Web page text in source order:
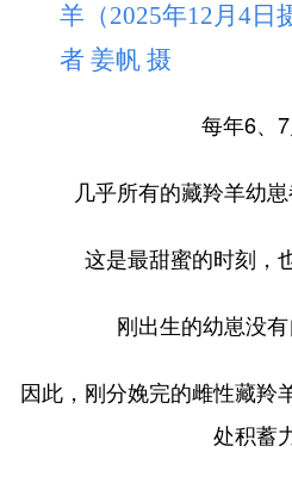
羊（2025年12月4日
者 姜帆 摄
每年6、
几乎所有的藏羚羊幼
这是最甜蜜的时刻，
刚出生的幼崽没
因此，刚分娩完的雌性藏羚
处积蓄